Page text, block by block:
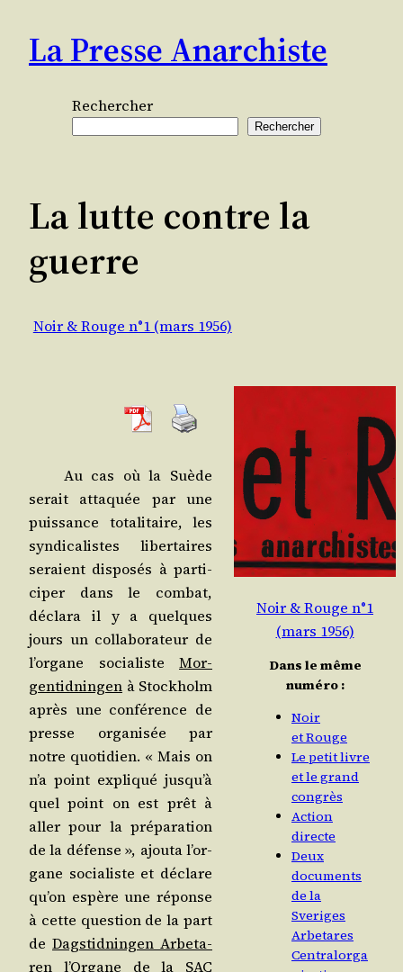
contenu
La Presse Anarchiste
Rechercher
Rechercher
La lutte contre la
guerre
Noir & Rouge n°1 (mars 1956)
Au cas où la Suède
serait atta­quée par une
puis­sance tota­li­taire, les
syn­di­ca­listes liber­taires
seraient dis­po­sés à par­ti­
ci­per dans le com­bat,
décla­ra il y a quelques
jours un col­la­bo­ra­teur de
l’or­gane socia­liste Mor­
gen­tid­nin­gen à Stock­holm
après une confé­rence de
presse orga­ni­sée par
notre quo­ti­dien. « Mais on
n’a point expli­qué jus­qu’à
quel point on est prêt à
aller pour la pré­pa­ra­tion
de la défense », ajou­ta l’or­
gane socia­liste et déclare
qu’on espère une réponse
à cette ques­tion de la part
de Dag­stid­nin­gen Arbe­ta­
ren l’Or­gane de la SAC
Noir & Rouge n°1
(mars 1956)
Dans le même
numéro :
Noir
et Rouge
Le petit livre
et le grand
congrès
Action
directe
Deux
documents
de la
Sveriges
Arbetares
Centralorga